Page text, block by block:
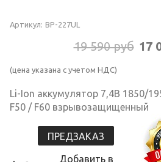
Артикул: BP-227UL
19 590 руб 17
(цена указана с учетом НДС)
Li-Ion аккумулятор 7,4В 1850/
F50 / F60 взрывозащищенный
ПРЕДЗАКАЗ
Добавить в